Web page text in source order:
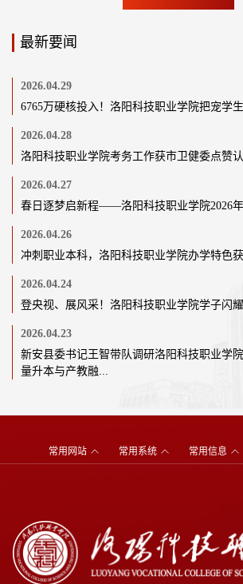
最新要闻
2026.04.29
6765万硬核投入！洛阳科技职业学院把宠学
2026.04.28
洛阳科技职业学院考务工作获市卫健委点赞认
2026.04.27
春日逐梦启新程——洛阳科技职业学院2026
2026.04.26
冲刺职业本科，洛阳科技职业学院办学特色获
2026.04.24
登央视、展风采！洛阳科技职业学院学子闪
2026.04.23
新安县委书记王智带队调研洛阳科技职业学
量升本与产教融...
常用网站 常用系统 常用信息